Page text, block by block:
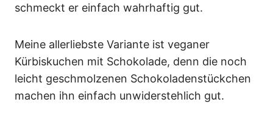
schmeckt er einfach wahrhaftig gut.
Meine allerliebste Variante ist veganer
Kürbiskuchen mit Schokolade, denn die noch
leicht geschmolzenen Schokoladenstückchen
machen ihn einfach unwiderstehlich gut.